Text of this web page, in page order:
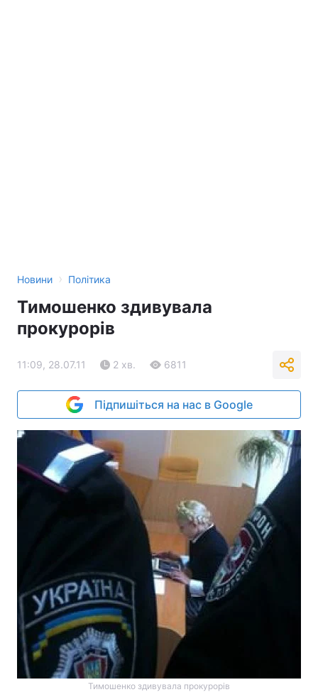
Новини › Політика
Тимошенко здивувала
прокурорів
11:09, 28.07.11 2 хв. 6811
Підпишіться на нас в Google
Тимошенко здивувала прокурорів